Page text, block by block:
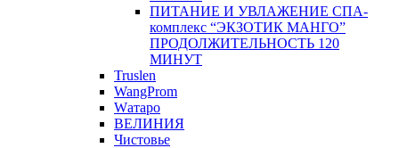
ПИТАНИЕ И УВЛАЖЕНИЕ СПА-
комплекс “ЭКЗОТИК МАНГО”
ПРОДОЛЖИТЕЛЬНОСТЬ 120
МИНУТ
Truslen
WangProm
Wатаро
ВЕЛИНИЯ
Чистовье